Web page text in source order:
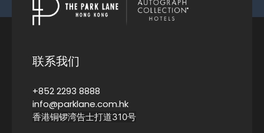
联系我们
+852 2293 8888
info@parklane.com.hk
香港铜锣湾告士打道310号